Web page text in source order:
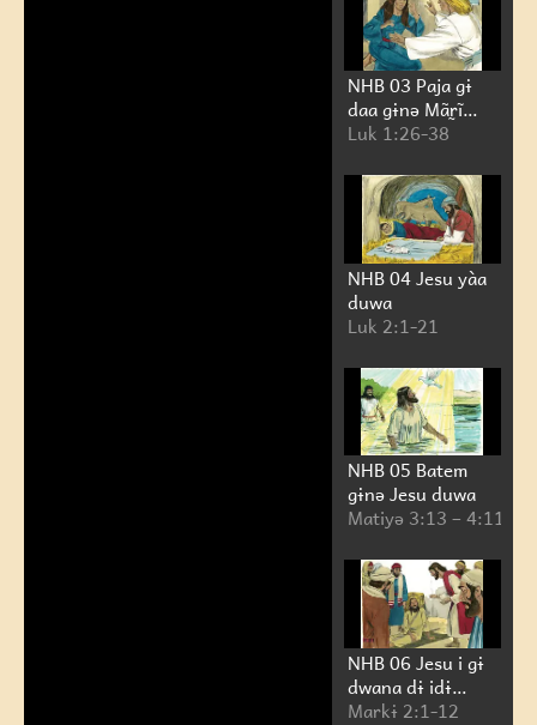
NHB 03 Paja gɨ
daa gɨnə Mãr̰ĩ
duwa waydɨ Mari
gɨnə Jesu duwa
Luk 1:26-38
NHB 04 Jesu yàa
duwa
Luk 2:1-21
NHB 05 Batem
gɨnə Jesu duwa
Matiyə 3:13 – 4:11
NHB 06 Jesu i gɨ
dwana dɨ idɨ
piyəgɨ nare àcn̰a
Markɨ 2:1-12